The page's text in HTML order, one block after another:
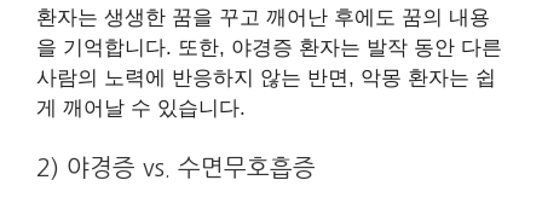
환자는 생생한 꿈을 꾸고 깨어난 후에도 꿈의 내용
을 기억합니다. 또한, 야경증 환자는 발작 동안 다른
사람의 노력에 반응하지 않는 반면, 악몽 환자는 쉽
게 깨어날 수 있습니다.
2) 야경증 vs. 수면무호흡증